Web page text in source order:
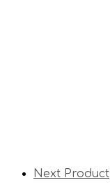
Next Product